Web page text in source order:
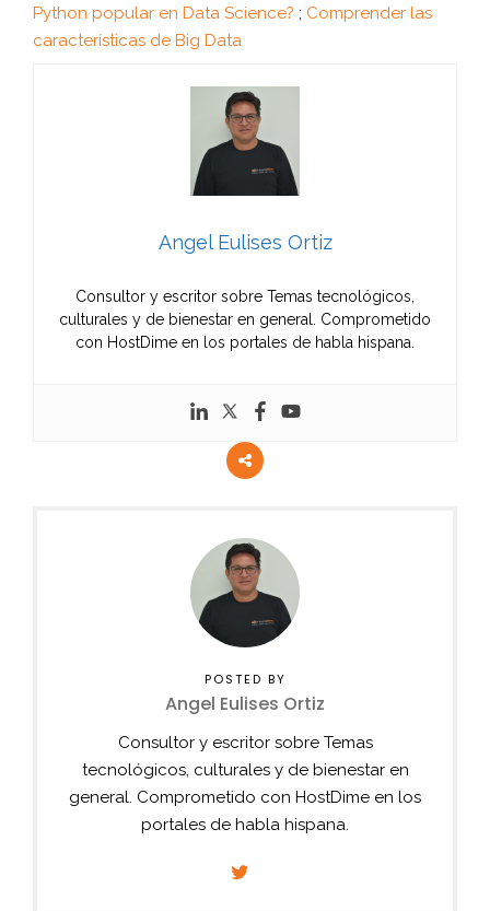
Python popular en Data Science? ; Comprender las
características de Big Data
Angel Eulises Ortiz
Consultor y escritor sobre Temas tecnológicos,
culturales y de bienestar en general. Comprometido
con HostDime en los portales de habla hispana.
POSTED BY
Angel Eulises Ortiz
Consultor y escritor sobre Temas
tecnológicos, culturales y de bienestar en
general. Comprometido con HostDime en los
portales de habla hispana.